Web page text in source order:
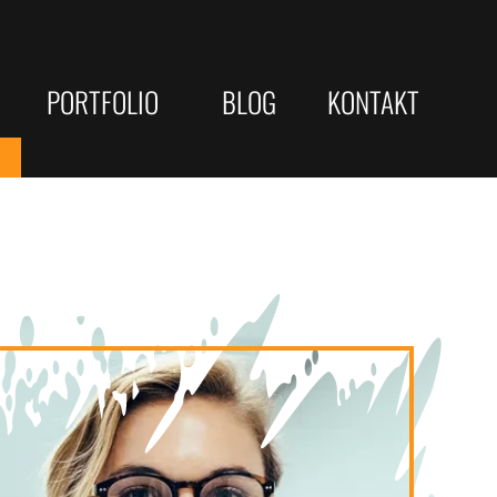
Web-Developer
Vertrieb
Telefonist
Rankings
Strategien
/ Copywriting
PORTFOLIO BLOG KONTAKT